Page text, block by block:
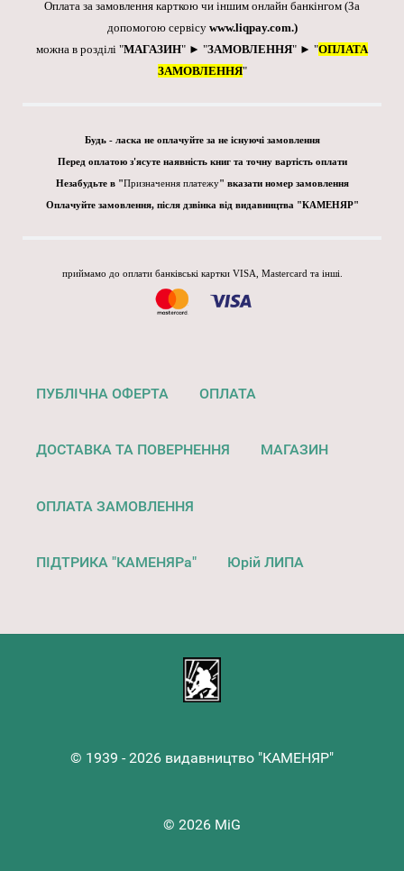
Оплата за замовлення карткою чи іншим онлайн банкінгом (За
допомогою сервісу www.liqpay.com.)
можна в розділі "МАГАЗИН" ► "ЗАМОВЛЕННЯ" ► "ОПЛАТА
ЗАМОВЛЕННЯ"
Будь - ласка не оплачуйте за не існуючі замовлення
Перед оплатою з'ясуте наявність книг та точну вартість оплати
Незабудьте в "Призначення платежу" вказати номер замовлення
Оплачуйте замовлення, після дзвінка від видавництва "КАМЕНЯР"
приймамо до оплати банківські картки VISA, Mastercard та інші.
ПУБЛІЧНА ОФЕРТА ОПЛАТА
ДОСТАВКА ТА ПОВЕРНЕННЯ МАГАЗИН
ОПЛАТА ЗАМОВЛЕННЯ
ПІДТРИКА "КАМЕНЯРа" Юрій ЛИПА
© 1939 - 2026 видавництво "КАМЕНЯР"
© 2026 MiG